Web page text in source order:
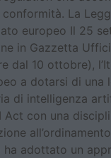
conformità. La
europeo Il 25
in Gazzetta
dal 10 ottobre),
a dotarsi di una
di intelligenza
Act con una
ha adottato un